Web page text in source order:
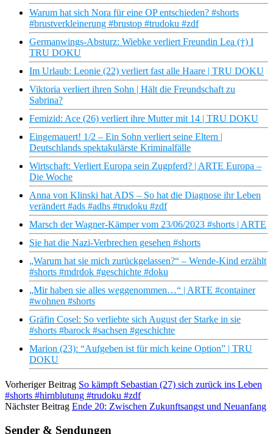
Warum hat sich Nora für eine OP entschieden? #shorts
#brustverkleinerung #brustop #trudoku #zdf
Germanwings-Absturz: Wiebke verliert Freundin Lea (†) I
TRU DOKU
Im Urlaub: Leonie (22) verliert fast alle Haare | TRU DOKU
Viktoria verliert ihren Sohn | Hält die Freundschaft zu
Sabrina?
Femizid: Ace (26) verliert ihre Mutter mit 14 | TRU DOKU
Eingemauert! 1/2 – Ein Sohn verliert seine Eltern |
Deutschlands spektakulärste Kriminalfälle
Wirtschaft: Verliert Europa sein Zugpferd? | ARTE Europa –
Die Woche
Anna von Klinski hat ADS – So hat die Diagnose ihr Leben
verändert #ads #adhs #trudoku #zdf
Marsch der Wagner-Kämper vom 23/06/2023 #shorts | ARTE
Sie hat die Nazi-Verbrechen gesehen #shorts
„Warum hat sie mich zurückgelassen?“ – Wende-Kind erzählt
#shorts #mdrdok #geschichte #doku
„Mir haben sie alles weggenommen…“ | ARTE #container
#wohnen #shorts
Gräfin Cosel: So verliebte sich August der Starke in sie
#shorts #barock #sachsen #geschichte
Marion (23): “Aufgeben ist für mich keine Option” | TRU
DOKU
Vorheriger Beitrag So kämpft Sebastian (27) sich zurück ins Leben
#shorts #hirnblutung #trudoku #zdf
Nächster Beitrag Ende 20: Zwischen Zukunftsangst und Neuanfang
Sender & Sendungen